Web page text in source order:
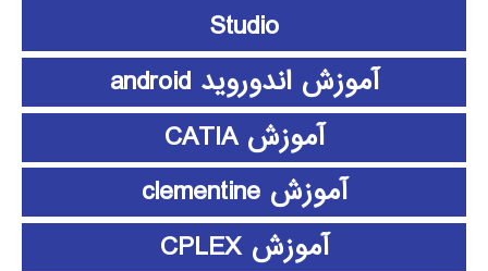
Studio
آموزش اندوروید android
آموزش CATIA
آموزش clementine
آموزش CPLEX